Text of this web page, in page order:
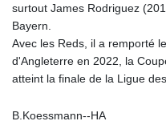
surtout James Rodriguez
Bayern.
Avec les Reds, il a remporté
d'Angleterre en 2022, la
atteint la finale de la Ligue
B.Koessmann--HA